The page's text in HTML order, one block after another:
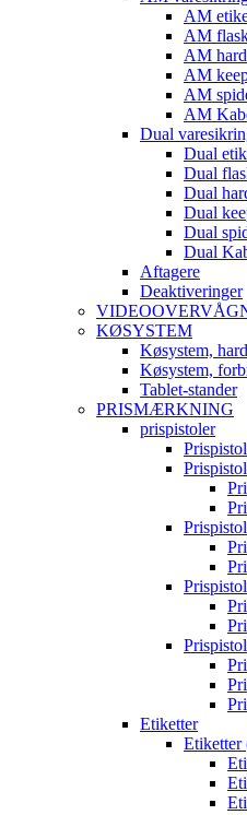
AM
AM
AM
AM
AM
AM
Dual
Dual
Dual
Dual
Dual
Dual
Dual
Aftagere
Deaktiveringer
KØSYSTEM
Køsystem,
Køsystem,
Tablet-stander
PRISMÆRKNING
prispistoler
Etiketter
Etiketter